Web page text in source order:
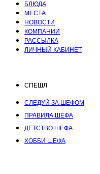
БЛЮДА
МЕСТА
НОВОСТИ
КОМПАНИИ
РАССЫЛКА
ЛИЧНЫЙ КАБИНЕТ
СПЕШЛ
СЛЕДУЙ ЗА ШЕФОМ
ПРАВИЛА ШЕФА
ДЕТСТВО ШЕФА
ХОББИ ШЕФА